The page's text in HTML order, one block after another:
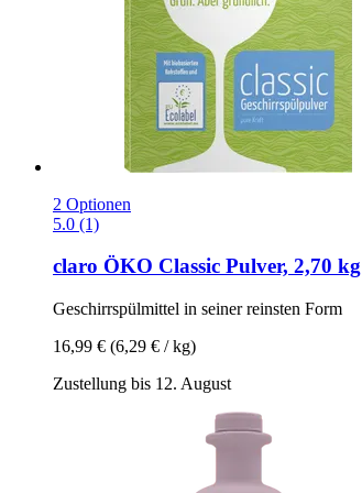
2 Optionen
5.0 (1)
claro ÖKO Classic Pulver, 2,70 kg
Geschirrspülmittel in seiner reinsten Form
16,99 € (6,29 € / kg)
Zustellung bis 12. August